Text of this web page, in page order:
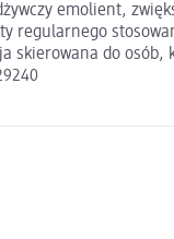
emolient,
regularnego
skierowana do